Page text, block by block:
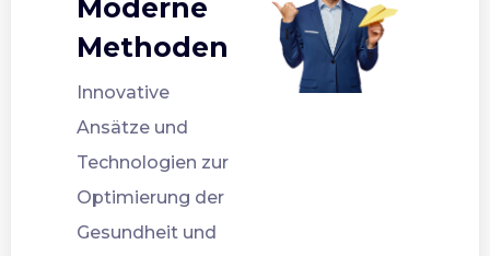
Moderne
Methoden
Innovative
Ansätze und
Technologien zur
Optimierung der
Gesundheit und